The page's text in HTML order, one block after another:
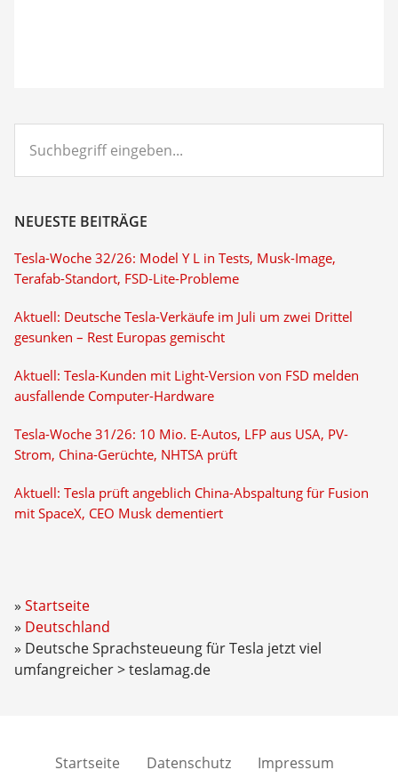
eingeben...
NEUESTE BEITRÄGE
Tesla-Woche 32/26: Model Y L in Tests, Musk-Image,
Terafab-Standort, FSD-Lite-Probleme
Aktuell: Deutsche Tesla-Verkäufe im Juli um zwei Drittel
gesunken – Rest Europas gemischt
Aktuell: Tesla-Kunden mit Light-Version von FSD melden
ausfallende Computer-Hardware
Tesla-Woche 31/26: 10 Mio. E-Autos, LFP aus USA, PV-
Strom, China-Gerüchte, NHTSA prüft
Aktuell: Tesla prüft angeblich China-Abspaltung für Fusion
mit SpaceX, CEO Musk dementiert
Startseite
Deutschland
Deutsche Sprachsteueung für Tesla jetzt viel
umfangreicher > teslamag.de
Startseite Datenschutz Impressum